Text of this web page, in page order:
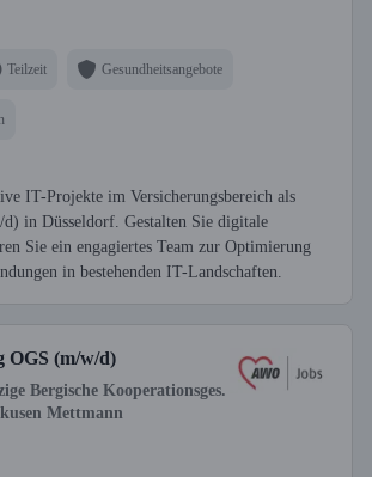
Teilzeit Gesundheitsangebote
IT-Projekte im Versicherungsbereich als
in Düsseldorf. Gestalten Sie digitale
Sie ein engagiertes Team zur Optimierung
in bestehenden IT-Landschaften.
OGS (m/w/d)
Bergische Kooperationsges.
Mettmann